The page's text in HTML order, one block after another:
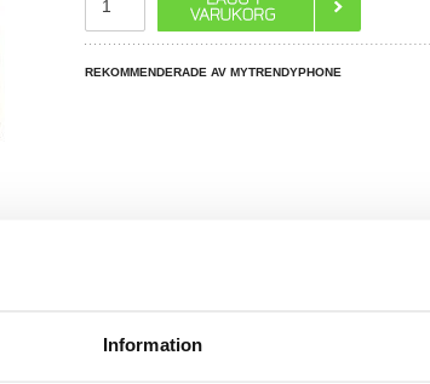
Information
REKOMMENDERADE AV MYTRENDYPHONE
LIVE CHAT